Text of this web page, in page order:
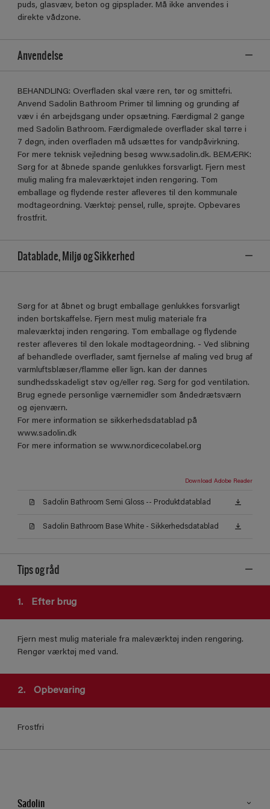
puds, glasvæv, beton og gipsplader. Må ikke anvendes i
direkte vådzone.
Anvendelse
BEHANDLING: Overﬂaden skal være ren, tør og smittefri.
Anvend Sadolin Bathroom Primer til limning og grunding af
væv i én arbejdsgang under opsætning. Færdigmal 2 gange
med Sadolin Bathroom. Færdigmalede overﬂader skal tørre i
7 døgn, inden overﬂaden må udsættes for vandpåvirkning.
For mere teknisk vejledning besøg www.sadolin.dk. BEMÆRK:
Sørg for at åbnede spande genlukkes forsvarligt. Fjern mest
mulig maling fra maleværktøjet inden rengøring. Tom
emballage og ﬂydende rester aﬂeveres til den kommunale
modtageordning. Værktøj: pensel, rulle, sprøjte. Opbevares
frostfrit.
Datablade, Miljø og Sikkerhed
Sørg for at åbnet og brugt emballage genlukkes forsvarligt
inden bortskaffelse. Fjern mest mulig materiale fra
maleværktøj inden rengøring. Tom emballage og flydende
rester afleveres til den lokale modtageordning. - Ved slibning
af behandlede overflader, samt fjernelse af maling ved brug af
varmluftsblæser/flamme eller lign. kan der dannes
sundhedsskadeligt støv og/eller røg. Sørg for god ventilation.
Brug egnede personlige værnemidler som åndedrætsværn
og øjenværn.
For mere information se sikkerhedsdatablad på
www.sadolin.dk
For mere information se www.nordicecolabel.org
Download Adobe Reader
Sadolin Bathroom Semi Gloss -- Produktdatablad
Sadolin Bathroom Base White - Sikkerhedsdatablad
Tips og råd
1. Efter brug
Fjern mest mulig materiale fra maleværktøj inden rengøring.
Rengør værktøj med vand.
2. Opbevaring
Frostfri
Sadolin